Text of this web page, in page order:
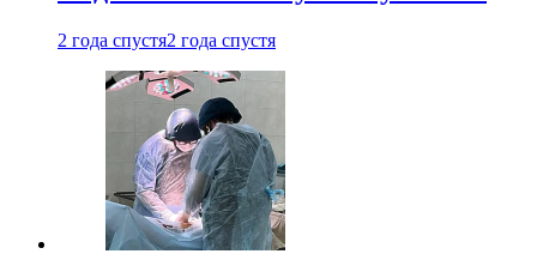
2 года спустя2 года спустя